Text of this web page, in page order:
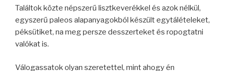
Találtok közte népszerű lisztkeverékkel és azok nélkül,
egyszerű paleos alapanyagokból készült egytálételeket,
péksütiket, na meg persze desszerteket és ropogtatni
valókat is.
Válogassatok olyan szeretettel, mint ahogy én